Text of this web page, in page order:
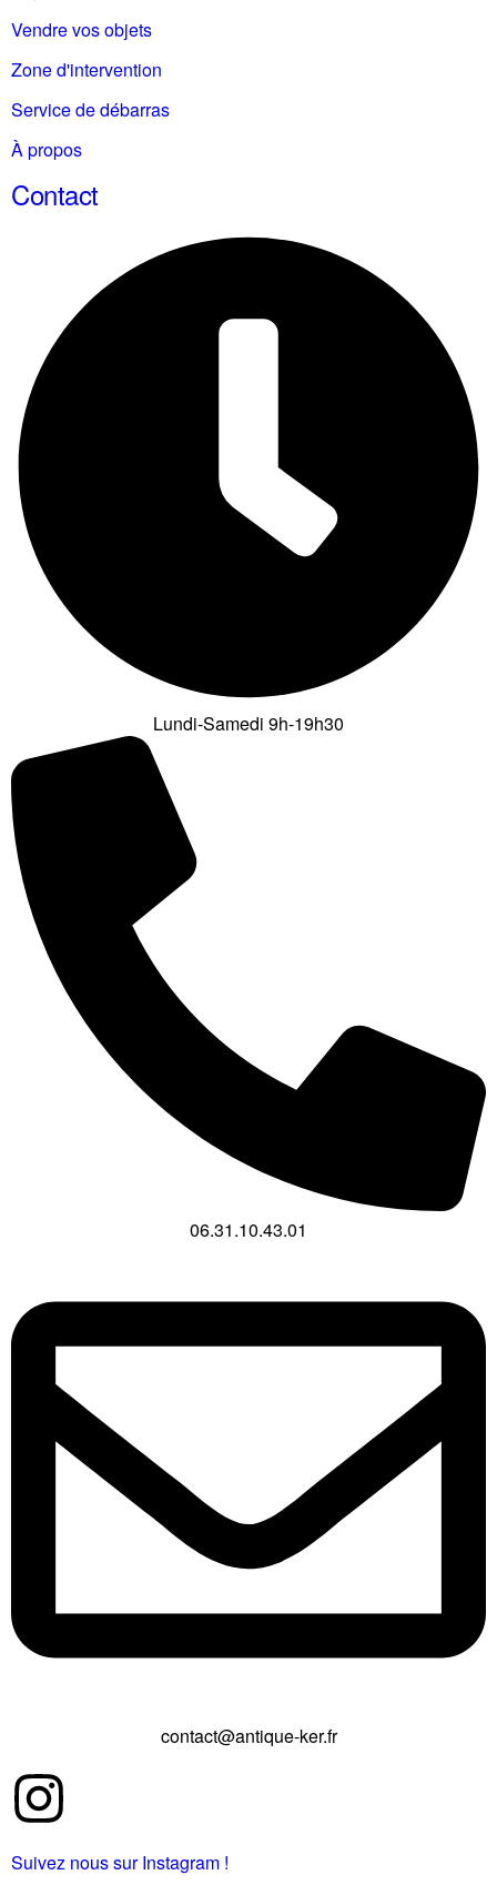
Vendre vos objets
Zone d'intervention
Service de débarras
À propos
Contact
Lundi-Samedi 9h-19h30
06.31.10.43.01
contact@antique-ker.fr
Suivez nous sur Instagram !